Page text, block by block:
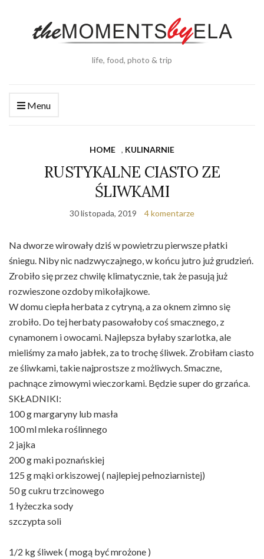
life, food, photo & trip
Menu
HOME , KULINARNIE
RUSTYKALNE CIASTO ZE
ŚLIWKAMI
30 listopada, 2019 4 komentarze
Na dworze wirowały dziś w powietrzu pierwsze płatki
śniegu. Niby nic nadzwyczajnego, w końcu jutro już grudzień.
Zrobiło się przez chwilę klimatycznie, tak że pasują już
rozwieszone ozdoby mikołajkowe.
W domu ciepła herbata z cytryną, a za oknem zimno się
zrobiło. Do tej herbaty pasowałoby coś smacznego, z
cynamonem i owocami. Najlepsza byłaby szarlotka, ale
mieliśmy za mało jabłek, za to trochę śliwek. Zrobiłam ciasto
ze śliwkami, takie najprostsze z możliwych. Smaczne,
pachnące zimowymi wieczorkami. Będzie super do grzańca.
SKŁADNIKI:
100 g margaryny lub masła
100 ml mleka roślinnego
2 jajka
200 g maki poznańskiej
125 g mąki orkiszowej ( najlepiej pełnoziarnistej)
50 g cukru trzcinowego
1 łyżeczka sody
szczypta soli
1/2 kg śliwek ( mogą być mrożone )